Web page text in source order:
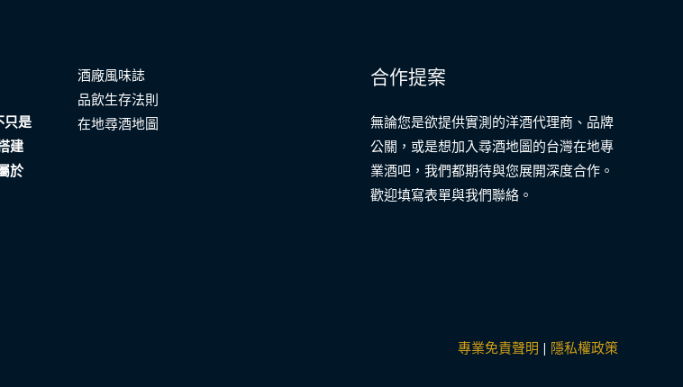
只是
建
於
酒廠風味誌
品飲生存法則
在地尋酒地圖
合作提案
無論您是欲提供實測的洋酒代理商、品牌
公關，或是想加入尋酒地圖的台灣在地專
業酒吧，我們都期待與您展開深度合作。
歡迎填寫表單與我們聯絡。
專業免責聲明 | 隱私權政策